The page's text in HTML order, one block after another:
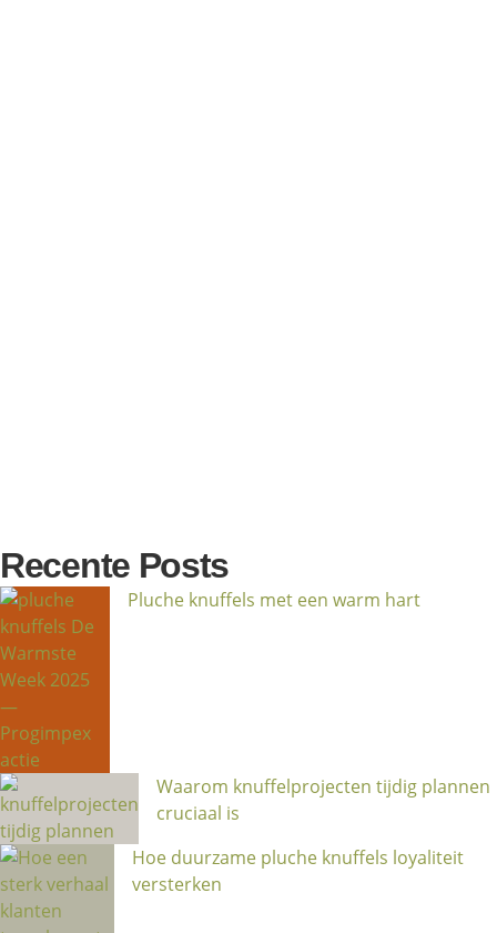
Recente Posts
Pluche knuffels met een warm hart
Waarom knuffelprojecten tijdig plannen
cruciaal is
Hoe duurzame pluche knuffels loyaliteit
versterken